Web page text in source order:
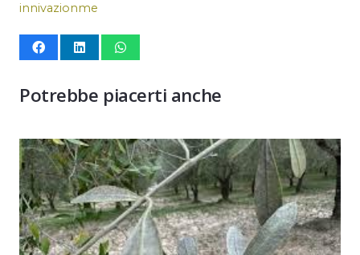
innivazionme
Potrebbe piacerti anche